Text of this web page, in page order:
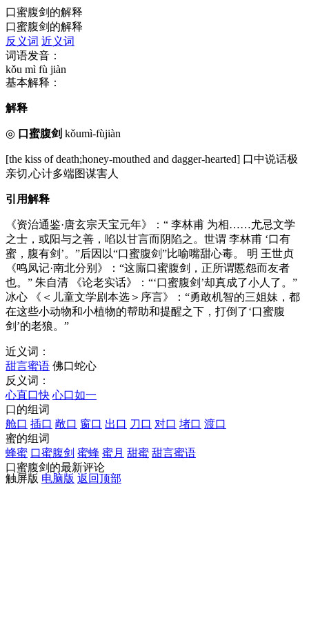
口蜜腹剑的解释
口蜜腹剑的解释
反义词 近义词
词语发音：
kǒu mì fù jiàn
基本解释：
解释
◎ 口蜜腹剑 kǒumì-fùjiàn
[the kiss of death;honey-mouthed and dagger-hearted] 口中说话极
亲切,心计多端图谋害人
引用解释
《资治通鉴·唐玄宗天宝元年》：“ 李林甫 为相……尤忌文学
之士，或阳与之善，啗以甘言而阴陷之。世谓 李林甫 ‘口有
蜜，腹有剑’。”后因以“口蜜腹剑”比喻嘴甜心毒。 明 王世贞
《鸣凤记·南北分别》：“这廝口蜜腹剑，正所谓慝怨而友者
也。” 朱自清 《论老实话》：“‘口蜜腹剑’却真成了小人了。”
冰心 《＜儿童文学剧本选＞序言》：“勇敢机智的三姐妹，都
在这些小动物和小植物的帮助和提醒之下，打倒了‘口蜜腹
剑’的老狼。”
近义词：
甜言蜜语 佛口蛇心
反义词：
心直口快 心口如一
口的组词
舱口 插口 敞口 窗口 出口 刀口 对口 堵口 渡口
蜜的组词
蜂蜜 口蜜腹剑 蜜蜂 蜜月 甜蜜 甜言蜜语
口蜜腹剑的最新评论
触屏版 电脑版 返回顶部